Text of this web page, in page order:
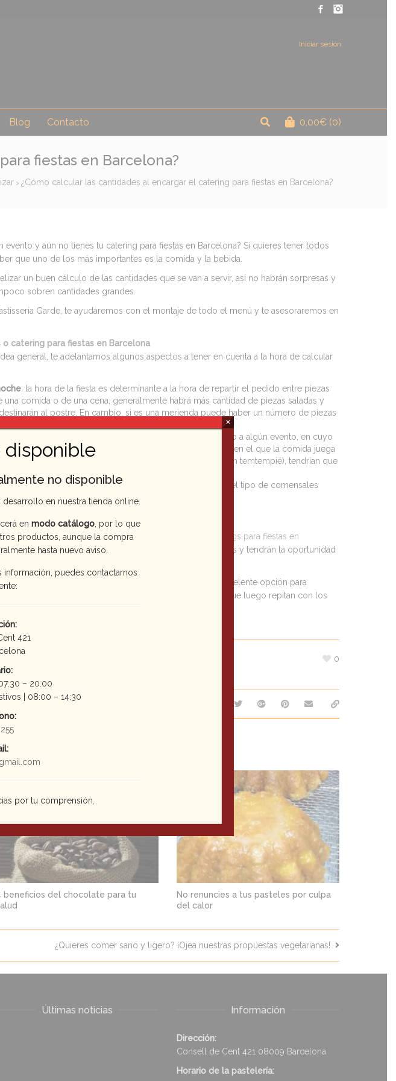
Facebook
Iniciar sesión
Blog Contacto 0,00€(0)
fiestas en Barcelona?
> ¿Cómo calcular las cantidades al encargar el catering para fiestas en Barcelona?
evento y aún no tienes tu catering para fiestas en Barcelona? Si quieres tener todos
que uno de los más importantes es la comida y la bebida.
un buen cálculo de las cantidades que se van a servir, así no habrán sorpresas y
sobren cantidades grandes.
Garde, te ayudaremos con el montaje de todo el menú y te asesoraremos en
catering para fiestas en Barcelona
general, te adelantamos algunos aspectos a tener en cuenta a la hora de calcular
: la hora de la fiesta es determinante a la hora de repartir el pedido entre piezas
una comida o de una cena, generalmente habrá más cantidad de piezas saladas y
al postre. En cambio, si es una merienda puede haber un número de piezas
saber si el catering va a ser un elemento complementario a algún evento, en cuyo
de 6 piezas por persona.Si se trata de un evento en el que la comida juega
una boda, una comunión o una reunión de trabajo con temtempié), tendrían que
saber si el evento es informal o formal, y también el tipo de comensales
el número de piezas.
de productos de los que disponemos en los
caterings para fiestas en
Garde, los invitados a la fiesta quedarán encantados y tendrán la oportunidad
demás productos en formato mini
, ya que son una excelente opción para
comensales de probar sabores muy diferentes, para que luego repitan con los
0
beneficios del chocolate para tu
No renuncies a tus pasteles por culpa
del calor
¿Quieres comer sano y ligero? ¡Ojea nuestras propuestas vegetarianas!
Últimas noticias Información
Dirección:
Consell de Cent 421 08009 Barcelona
Horario de la pastelería:
no disponible
en nuestra tienda online.
en modo catálogo , por lo que
productos, aunque la compra
hasta nuevo aviso.
información, puedes contactarnos
421
– 20:00
| 08:00 – 14:30
por tu comprensión.
×